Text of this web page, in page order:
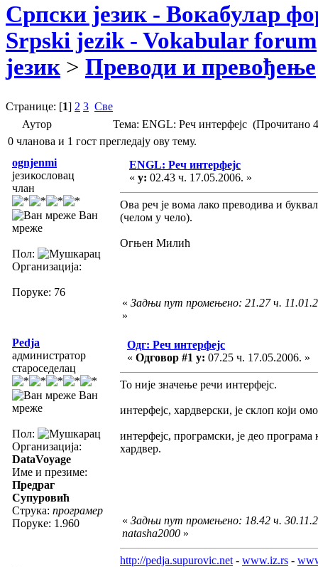
Српски језик - Вокабулар
Srpski jezik - Vokabular forum
језик > Преводи и превођење
Странице: [1] 2 3 Све
Аутор
Тема: ENGL: Реч интерфејс (Прочитано
0 чланова и 1 гост прегледају ову тему.
ognjenmi
језикословац
члан
Ван
мреже
Пол:
Организација:
Поруке: 76
ENGL: Реч интерфејс
« у: 02.43 ч. 17.05.2006. »
Ова реч је вома лако преводива и
(челом у чело).
Огњен Милић
« Задњи пут промењено: 21.27 ч.
»
Pedja
администратор
староседелац
Ван
мреже
Пол:
Организација:
DataVoyage
Име и презиме:
Предраг
Супуровић
Струка: програмер
Поруке: 1.960
Одг: Реч интерфејс
« Одговор #1 у: 07.25 ч. 17.05.2006. »
То није значење речи интерфејс.
интерфејс, хардверски, је склоп који
интерфејс, програмски, је део
хардвер.
« Задњи пут промењено: 18.42 ч.
natasha2000 »
http://pedja.supurovic.net - www.iz.rs -